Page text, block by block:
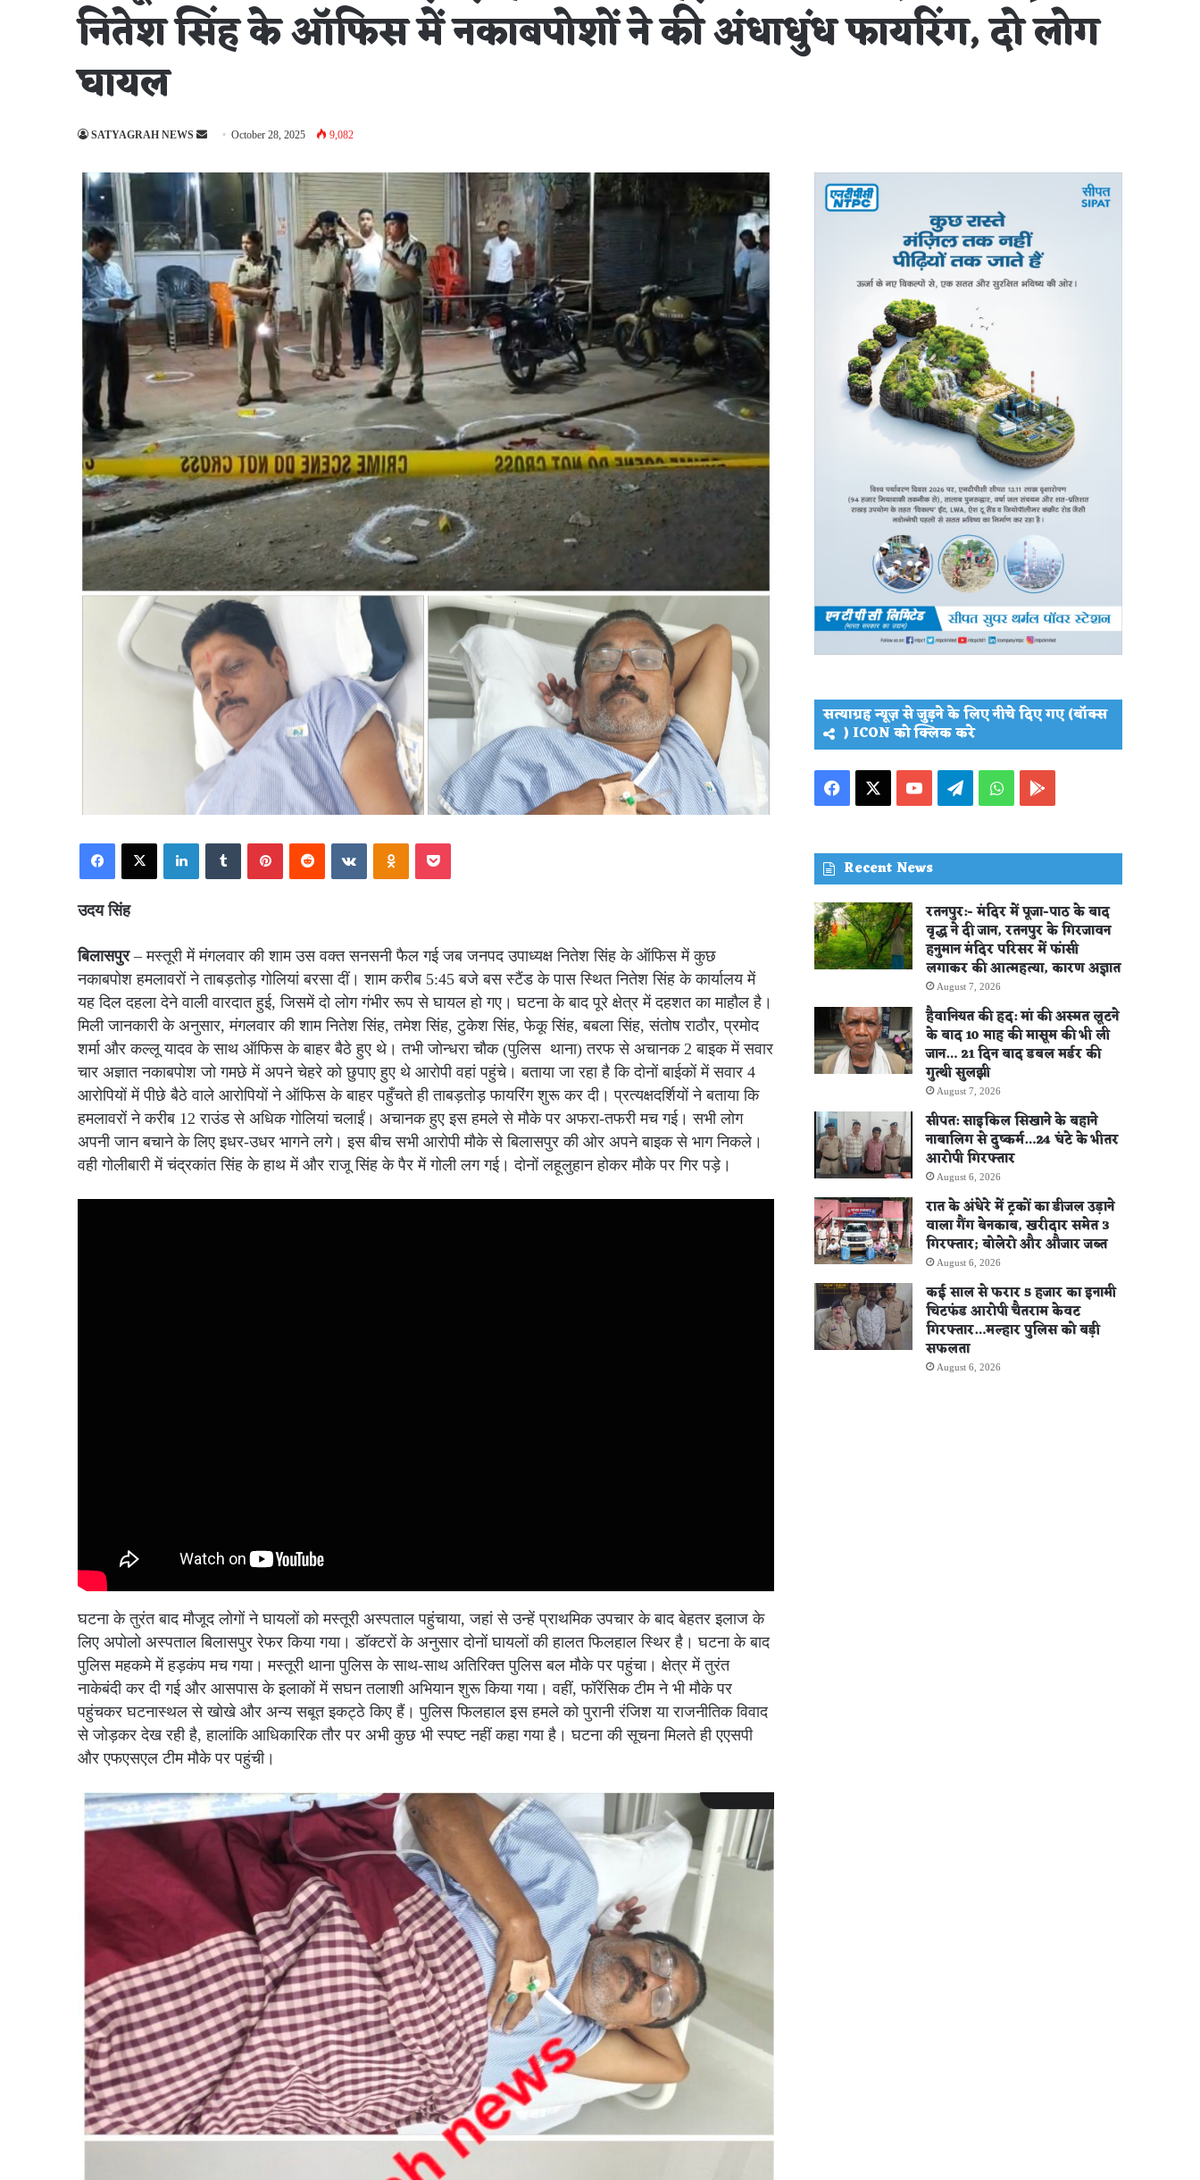
नितेश सिंह के ऑफिस में नकाबपोशों ने की अंधाधुंध फायरिंग, दो लोग
घायल
SATYAGRAH NEWS
Send October 28, 2025 9,082
FacebookX LinkedInTumblr PinterestReddit VKontakteOdnoklassniki
Pocket
उदय सिंह
बिलासपुर– मस्तूरी में मंगलवार की शाम उस वक्त सनसनी फैल गई जब जनपद उपाध्यक्ष नितेश सिंह के ऑफिस में कुछ
नकाबपोश हमलावरों ने ताबड़तोड़ गोलियां बरसा दीं। शाम करीब 5:45 बजे बस स्टैंड के पास स्थित नितेश सिंह के कार्यालय में
यह दिल दहला देने वाली वारदात हुई, जिसमें दो लोग गंभीर रूप से घायल हो गए। घटना के बाद पूरे क्षेत्र में दहशत का माहौल है।
मिली जानकारी के अनुसार, मंगलवार की शाम नितेश सिंह, तमेश सिंह, टुकेश सिंह, फेकू सिंह, बबला सिंह, संतोष राठौर, प्रमोद
शर्मा और कल्लू यादव के साथ ऑफिस के बाहर बैठे हुए थे। तभी जोन्धरा चौक (पुलिस थाना) तरफ से अचानक 2 बाइक में सवार
चार अज्ञात नकाबपोश जो गमछे में अपने चेहरे को छुपाए हुए थे आरोपी वहां पहुंचे। बताया जा रहा है कि दोनों बाईकों में सवार 4
आरोपियों में पीछे बैठे वाले आरोपियों ने ऑफिस के बाहर पहुँचते ही ताबड़तोड़ फायरिंग शुरू कर दी। प्रत्यक्षदर्शियों ने बताया कि
हमलावरों ने करीब 12 राउंड से अधिक गोलियां चलाईं। अचानक हुए इस हमले से मौके पर अफरा-तफरी मच गई। सभी लोग
अपनी जान बचाने के लिए इधर-उधर भागने लगे। इस बीच सभी आरोपी मौके से बिलासपुर की ओर अपने बाइक से भाग निकले।
वही गोलीबारी में चंद्रकांत सिंह के हाथ में और राजू सिंह के पैर में गोली लग गई। दोनों लहूलुहान होकर मौके पर गिर पड़े।
घटना के तुरंत बाद मौजूद लोगों ने घायलों को मस्तूरी अस्पताल पहुंचाया, जहां से उन्हें प्राथमिक उपचार के बाद बेहतर इलाज के
लिए अपोलो अस्पताल बिलासपुर रेफर किया गया। डॉक्टरों के अनुसार दोनों घायलों की हालत फिलहाल स्थिर है। घटना के बाद
पुलिस महकमे में हड़कंप मच गया। मस्तूरी थाना पुलिस के साथ-साथ अतिरिक्त पुलिस बल मौके पर पहुंचा। क्षेत्र में तुरंत
नाकेबंदी कर दी गई और आसपास के इलाकों में सघन तलाशी अभियान शुरू किया गया। वहीं, फॉरेंसिक टीम ने भी मौके पर
पहुंचकर घटनास्थल से खोखे और अन्य सबूत इकट्ठे किए हैं। पुलिस फिलहाल इस हमले को पुरानी रंजिश या राजनीतिक विवाद
से जोड़कर देख रही है, हालांकि आधिकारिक तौर पर अभी कुछ भी स्पष्ट नहीं कहा गया है। घटना की सूचना मिलते ही एएसपी
और एफएसएल टीम मौके पर पहुंची।
सत्याग्रह न्यूज़ से जुड़ने के लिए नीचे दिए गए (बॉक्स
) ICON को क्लिक करे
Facebook YouTubeTelegramWhatsApp
Recent News
रतनपुर:- मंदिर में पूजा-पाठ के बाद
वृद्ध ने दी जान, रतनपुर के गिरजावन
हनुमान मंदिर परिसर में फांसी
लगाकर की आत्महत्या, कारण अज्ञात
August 7, 2026
हैवानियत की हद: मां की अस्मत लूटने
के बाद 10 माह की मासूम की भी ली
जान… 21 दिन बाद डबल मर्डर की
गुत्थी सुलझी
August 7, 2026
सीपत: साइकिल सिखाने के बहाने
नाबालिग से दुष्कर्म…24 घंटे के भीतर
आरोपी गिरफ्तार
August 6, 2026
रात के अंधेरे में ट्रकों का डीजल उड़ाने
वाला गैंग बेनकाब, खरीदार समेत 3
गिरफ्तार; बोलेरो और औजार जब्त
August 6, 2026
कई साल से फरार 5 हजार का इनामी
चिटफंड आरोपी चैतराम केवट
गिरफ्तार…मल्हार पुलिस को बड़ी
सफलता
August 6, 2026